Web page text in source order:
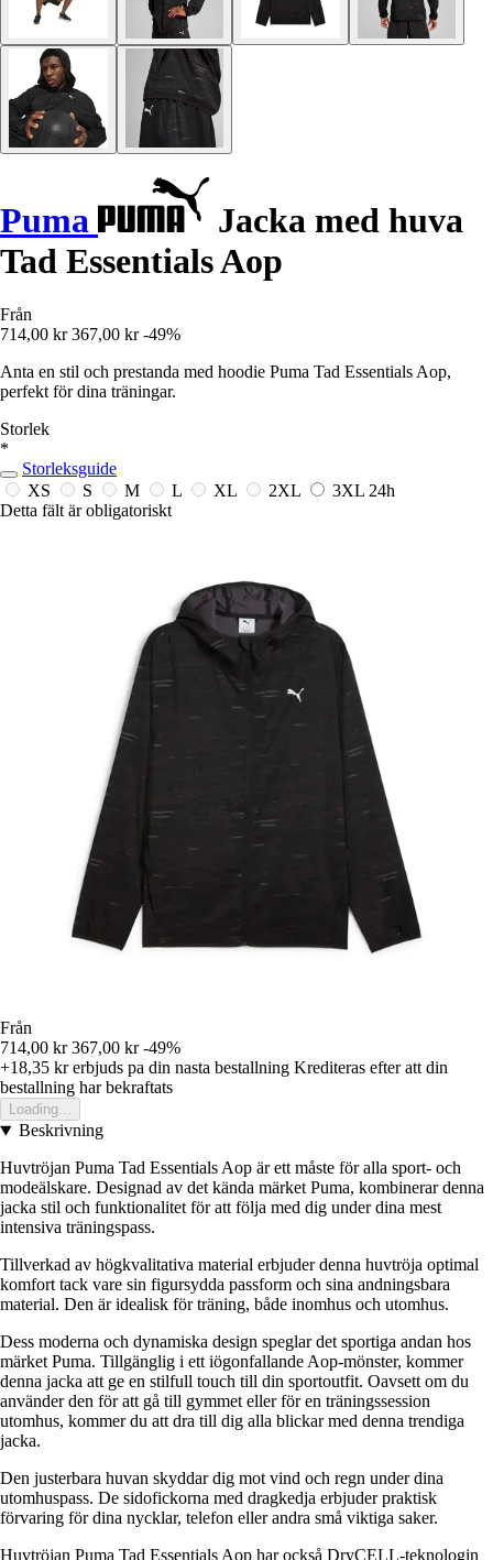
Puma
Jacka med huva
Tad Essentials Aop
Från
714,00 kr 367,00 kr -49%
Anta en stil och prestanda med hoodie Puma Tad Essentials Aop,
perfekt för dina träningar.
Storlek
*
Storleksguide
XS
S M L XL 2XL 3XL 24h
Detta fält är obligatoriskt
Från
714,00 kr 367,00 kr -49%
+18,35 krerbjuds pa din nasta bestallning Krediteras efter att din
bestallning har bekraftats
Loading...
Beskrivning
Huvtröjan Puma Tad Essentials Aop är ett måste för alla sport- och
modeälskare. Designad av det kända märket Puma, kombinerar denna
jacka stil och funktionalitet för att följa med dig under dina mest
intensiva träningspass.
Tillverkad av högkvalitativa material erbjuder denna huvtröja optimal
komfort tack vare sin figursydda passform och sina andningsbara
material. Den är idealisk för träning, både inomhus och utomhus.
Dess moderna och dynamiska design speglar det sportiga andan hos
märket Puma. Tillgänglig i ett iögonfallande Aop-mönster, kommer
denna jacka att ge en stilfull touch till din sportoutfit. Oavsett om du
använder den för att gå till gymmet eller för en träningssession
utomhus, kommer du att dra till dig alla blickar med denna trendiga
jacka.
Den justerbara huvan skyddar dig mot vind och regn under dina
utomhuspass. De sidofickorna med dragkedja erbjuder praktisk
förvaring för dina nycklar, telefon eller andra små viktiga saker.
Huvtröjan Puma Tad Essentials Aop har också DryCELL-teknologin